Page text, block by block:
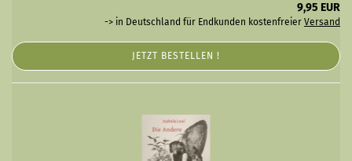
9,95 EUR
-> in Deutschland für Endkunden kostenfreier Versand
JETZT BESTELLEN !